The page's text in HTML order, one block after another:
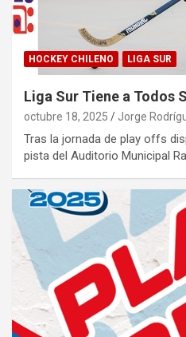
HOCKEY CHILENO LIGA SUR
Liga Sur Tiene a Todos
octubre 18, 2025 Jorge
Tras la jornada de play offs
pista del Auditorio Municipal